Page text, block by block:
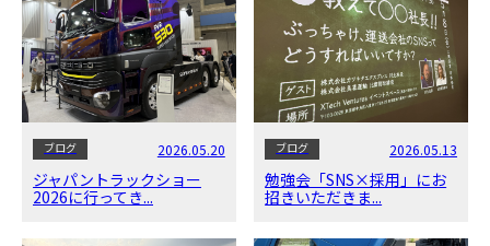
ブログ 2026.05.20
ジャパントラックショー
2026に行ってき...
ブログ 2026.05.13
勉強会「SNS×採用」にお
招きいただきま...